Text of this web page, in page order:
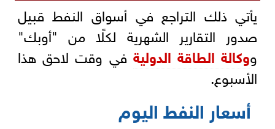
يأتي ذلك التراجع في أسواق النفط قبيل
صدور التقارير الشهرية لكلًا من "أوبك"
ووكالة الطاقة الدولية في وقت لاحق هذا
الأسبوع.
أسعار النفط اليوم